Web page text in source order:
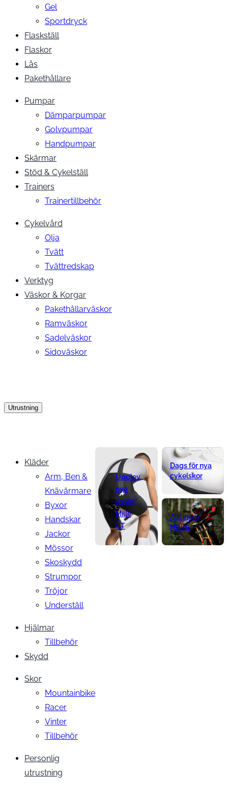
Gel
Sportdryck
Flaskställ
Flaskor
Lås
Pakethållare
Pumpar
Dämparpumpar
Golvpumpar
Handpumpar
Skärmar
Stöd & Cykelställ
Trainers
Trainertillbehör
Cykelvård
Olja
Tvätt
Tvättredskap
Verktyg
Väskor & Korgar
Pakethållarväskor
Ramväskor
Sadelväskor
Sidoväskor
Utrustning
Kläder
Arm, Ben &
Knävärmare
Byxor
Handskar
Jackor
Mössor
Skoskydd
Strumpor
Tröjor
Underställ
Hjälmar
Tillbehör
Skydd
Skor
Mountainbike
Racer
Vinter
Tillbehör
Personlig
utrustning
Upplev
nya
Assos
Mille
GT
Dags för nya
cykelskor
Allt inom
Hjälm